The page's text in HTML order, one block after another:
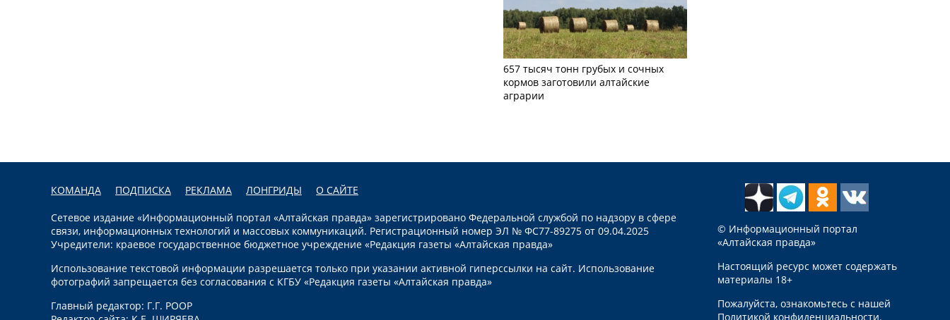
657 тысяч тонн грубых и сочных
кормов заготовили алтайские
аграрии
КОМАНДА ПОДПИСКА РЕКЛАМА ЛОНГРИДЫ О САЙТЕ
Сетевое издание «Информационный портал «Алтайская правда» зарегистрировано Федеральной службой по надзору в сфере
связи, информационных технологий и массовых коммуникаций. Регистрационный номер ЭЛ № ФС77-89275 от 09.04.2025
Учредители: краевое государственное бюджетное учреждение «Редакция газеты «Алтайская правда»
Использование текстовой информации разрешается только при указании активной гиперссылки на сайт. Использование
фотографий запрещается без согласования с КГБУ «Редакция газеты «Алтайская правда»
Главный редактор: Г.Г. РООР
© Информационный портал
«Алтайская правда»
Настоящий ресурс может содержать
материалы 18+
Пожалуйста, ознакомьтесь с нашей
Политикой конфиденциальности.